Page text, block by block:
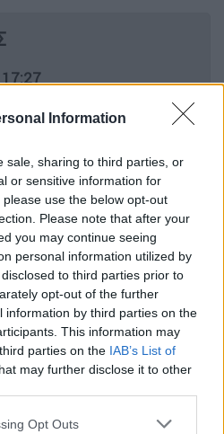
Information
sale, sharing to third parties, or
or sensitive information for
use the below opt-out
Please note that after your
you may continue seeing
personal information utilized by
to third parties prior to
opt-out of the further
information by third parties on the
This information may
parties on the IAB’s List of
may further disclose it to other
app uses one or more Google
Opt Outs
ΣΥΡΙΖΑ - Ο
για «αυτονόητη
μόνο στους
στο σύνολο των
τη διαγραφή του κ.
του κόμματοςενώ
«επίθεση» στον
το πως είναι
το κόμμα που